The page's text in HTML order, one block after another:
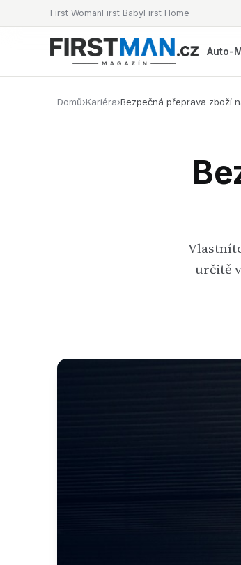
First WomanFirst BabyFirst Home
Auto-
Domů›Kariéra›Bezpečná přeprava zboží
určitě